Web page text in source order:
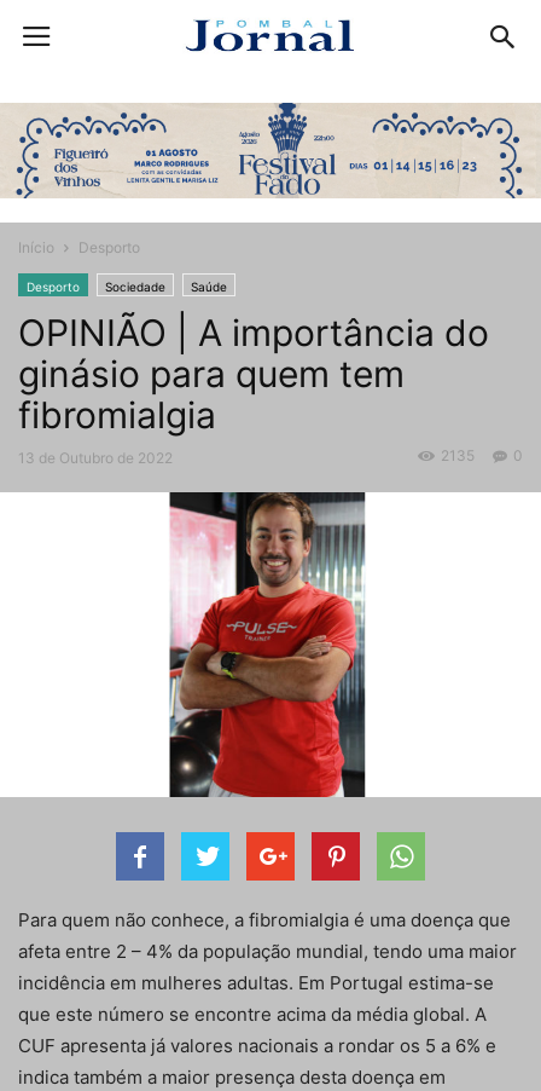
Início Desporto
Desporto Sociedade Saúde
OPINIÃO | A importância do
ginásio para quem tem
fibromialgia
13 de Outubro de 2022 0
2135
Para quem não conhece, a fibromialgia é uma doença que
afeta entre 2 – 4% da população mundial, tendo uma maior
incidência em mulheres adultas. Em Portugal estima-se
que este número se encontre acima da média global. A
CUF apresenta já valores nacionais a rondar os 5 a 6% e
indica também a maior presença desta doença em